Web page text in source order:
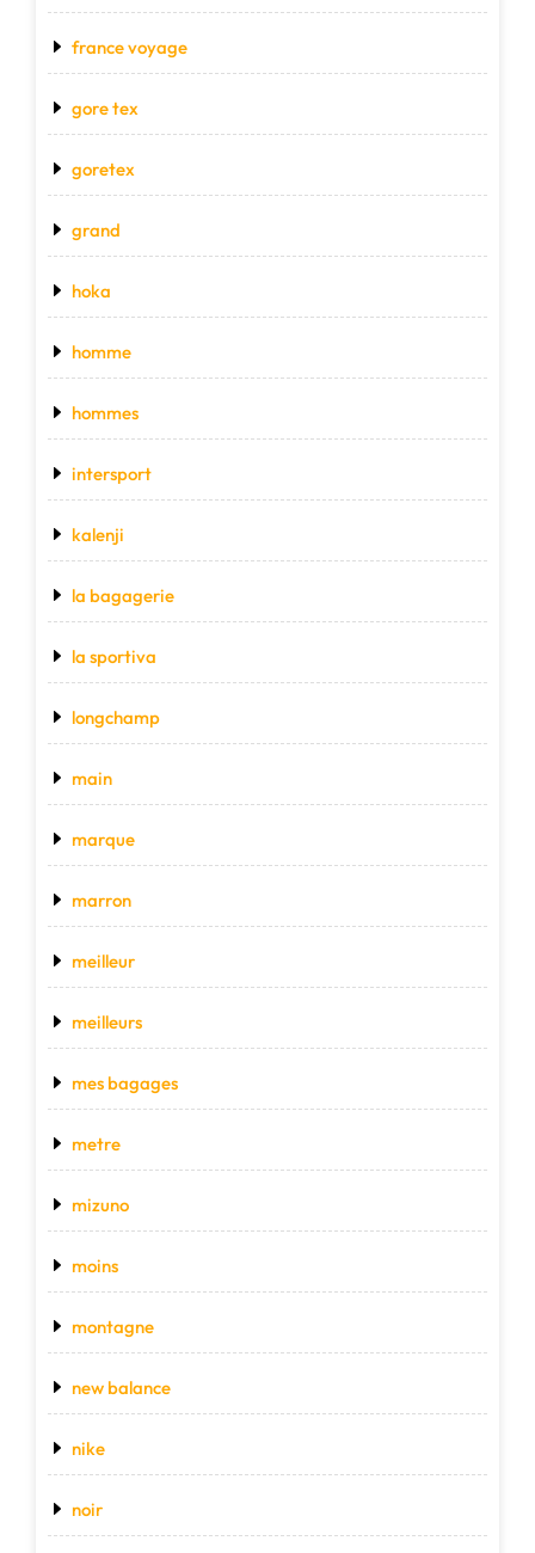
france voyage
gore tex
goretex
grand
hoka
homme
hommes
intersport
kalenji
la bagagerie
la sportiva
longchamp
main
marque
marron
meilleur
meilleurs
mes bagages
metre
mizuno
moins
montagne
new balance
nike
noir